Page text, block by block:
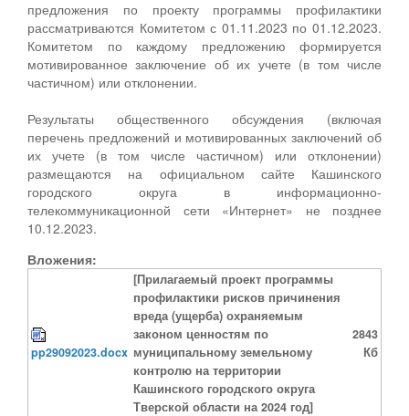
предложения по проекту программы профилактики
рассматриваются Комитетом с 01.11.2023 по 01.12.2023.
Комитетом по каждому предложению формируется
мотивированное заключение об их учете (в том числе
частичном) или отклонении.
Результаты общественного обсуждения (включая
перечень предложений и мотивированных заключений об
их учете (в том числе частичном) или отклонении)
размещаются на официальном сайте Кашинского
городского округа в информационно-
телекоммуникационной сети «Интернет» не позднее
10.12.2023.
Вложения:
pp29092023.docx
[Прилагаемый проект программы
профилактики рисков причинения
вреда (ущерба) охраняемым
законом ценностям по
муниципальному земельному
контролю на территории
Кашинского городского округа
Тверской области на 2024 год]
2843
Кб